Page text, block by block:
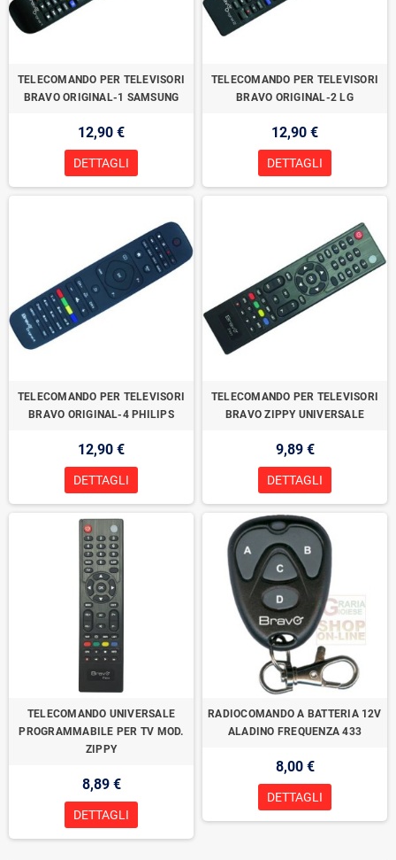
TELECOMANDO PER TELEVISORI
BRAVO ORIGINAL-1 SAMSUNG
12,90 €
DETTAGLI
TELECOMANDO PER TELEVISORI
BRAVO ORIGINAL-2 LG
12,90 €
DETTAGLI
TELECOMANDO PER TELEVISORI
BRAVO ORIGINAL-4 PHILIPS
12,90 €
DETTAGLI
TELECOMANDO PER TELEVISORI
BRAVO ZIPPY UNIVERSALE
9,89 €
DETTAGLI
TELECOMANDO UNIVERSALE
PROGRAMMABILE PER TV MOD.
ZIPPY
8,89 €
DETTAGLI
RADIOCOMANDO A BATTERIA 12V
ALADINO FREQUENZA 433
8,00 €
DETTAGLI